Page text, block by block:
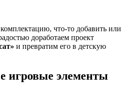
что-то добавить или
доработаем проект
и превратим его в детскую
игровые элементы